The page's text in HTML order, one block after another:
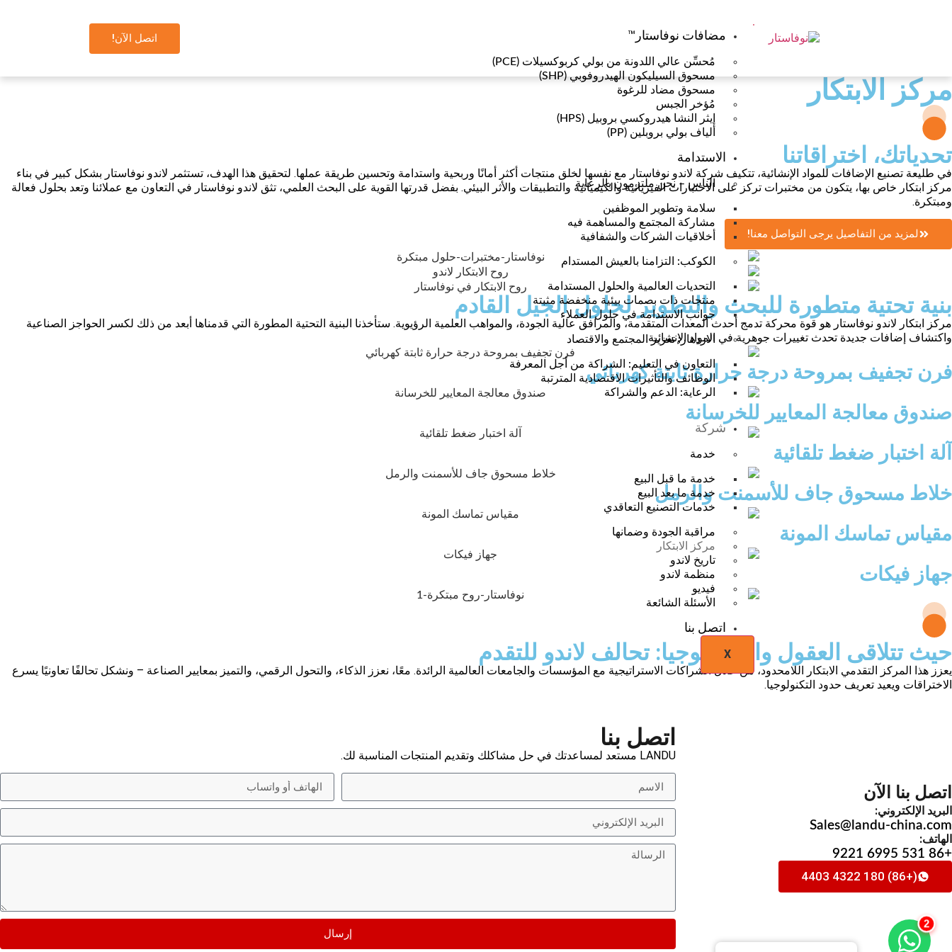
مضافات نوفاستار™
مُحسِّن عالي اللدونة من بولي كربوكسيلات (PCE)
مسحوق السيليكون الهيدروفوبي (SHP)
مسحوق مضاد للرغوة
مُؤخر الجبس
إيثر النشا هيدروكسي بروبيل (HPS)
ألياف بولي بروبلين (PP)
الاستدامة
الناس – نحن ملتزمون بالرعاية
سلامة وتطوير الموظفين
مشاركة المجتمع والمساهمة فيه
أخلاقيات الشركات والشفافية
الكوكب: التزامنا بالعيش المستدام
التحديات العالمية والحلول المستدامة
منتجات ذات بصمات بيئية منخفضة مثبتة
جوانب الاستدامة في حلول العملاء
الازدهار: تعزيز المجتمع والاقتصاد
التعاون في التعليم: الشراكة من أجل المعرفة
الوظائف والتأثيرات الاقتصادية المترتبة
الرعاية: الدعم والشراكة
شركة
خدمة
خدمة ما قبل البيع
خدمة ما بعد البيع
خدمات التصنيع التعاقدي
مراقبة الجودة وضمانها
مركز الابتكار
تاريخ لاندو
منظمة لاندو
فيديو
الأسئلة الشائعة
اتصل بنا
X
اتصل الآن!
مركز الابتكار
تحدياتك، اختراقاتنا
في طليعة تصنيع الإضافات للمواد الإنشائية، تتكيف شركة لاندو نوفاستار مع نفسها لخلق منتجات أكثر أمانًا وربحية واستدامة وتحسين طريقة عملها. لتحقيق هذا الهدف، تستثمر لاندو نوفاستار بشكل كبير في بناء
مركز ابتكار خاص بها، يتكون من مختبرات تركز على الاختبارات الفيزيائية والكيميائية والتطبيقات والأثر البيئي. بفضل قدرتها القوية على البحث العلمي، تثق لاندو نوفاستار في التعاون مع عملائنا وتعد بحلول فعالة
ومبتكرة.
لمزيد من التفاصيل يرجى التواصل معنا!
بنية تحتية متطورة للبحث والتطوير لحلول الجيل القادم
مركز ابتكار لاندو نوفاستار هو قوة محركة تدمج أحدث المعدات المتقدمة، والمرافق عالية الجودة، والمواهب العلمية الرؤيوية. ستأخذنا البنية التحتية المطورة التي قدمناها أبعد من ذلك لكسر الحواجز الصناعية
واكتشاف إضافات جديدة تحدث تغييرات جوهرية في المواد الإنشائية.
فرن تجفيف بمروحة درجة حرارة ثابتة كهربائي
صندوق معالجة المعايير للخرسانة
آلة اختبار ضغط تلقائية
خلاط مسحوق جاف للأسمنت والرمل
مقياس تماسك المونة
جهاز فيكات
حيث تتلاقى العقول والتكنولوجيا: تحالف لاندو للتقدم
يعزز هذا المركز التقدمي الابتكار اللامحدود، من خلال الشراكات الاستراتيجية مع المؤسسات والجامعات العالمية الرائدة. معًا، نعزز الذكاء، والتحول الرقمي، والتميز بمعايير الصناعة – ونشكل تحالفًا تعاونيًا يسرع
الاختراقات ويعيد تعريف حدود التكنولوجيا.
اتصل بنا الآن
البريد الإلكتروني:
Sales@landu-china.com
الهاتف:
+86 531 6995 9221
(+86) 180 4322 4403
اتصل بنا
LANDU مستعد لمساعدتك في حل مشاكلك وتقديم المنتجات المناسبة لك.
إرسال
2